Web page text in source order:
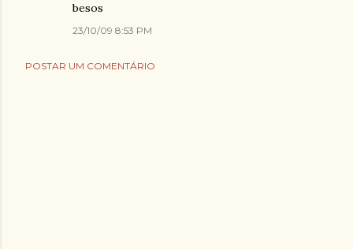
besos
23/10/09 8:53 PM
POSTAR UM COMENTÁRIO